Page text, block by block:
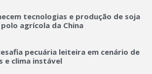
tecnologias e produção de soja
agrícola da China
pecuária leiteira em cenário de
e clima instável